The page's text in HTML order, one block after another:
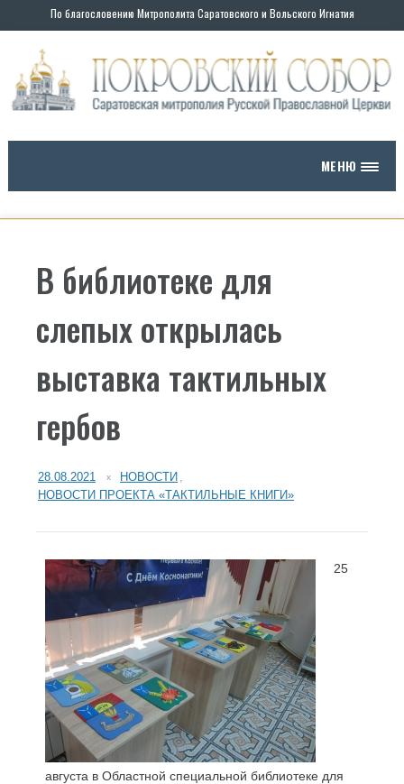
По благословению Митрополита Саратовского и Вольского Игнатия
МЕНЮ
В библиотеке для
слепых открылась
выставка тактильных
гербов
28.08.2021 НОВОСТИ
НОВОСТИ ПРОЕКТА «ТАКТИЛЬНЫЕ КНИГИ»
25
августа в Областной специальной библиотеке для